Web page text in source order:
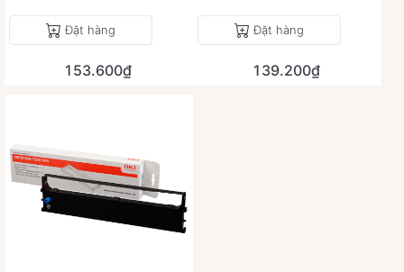
Đặt hàng
153.600₫
Đặt hàng
139.200₫